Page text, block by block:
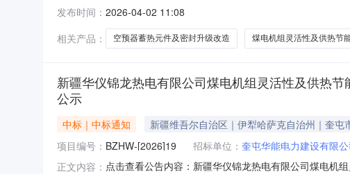
位：新疆锦龙神雾能源开发有限公司煤电机组灵活性及
发布时间： 2026-04-02 11:08
相关产品：
空预器蓄热元件及密封升级改造 煤电机组灵活性及供热节
新疆华仪锦龙热电有限公司煤电机组灵活性及供热
公示
中标｜中标通知 新疆维吾尔自治区｜伊犁哈萨克自治州｜奎屯
项目编号： BZHW-[2026]19 招标单位： 奎屯华能电力建设有限公
正文内容： 点击查看公告内容：新疆华仪锦龙热电有限公司煤电机